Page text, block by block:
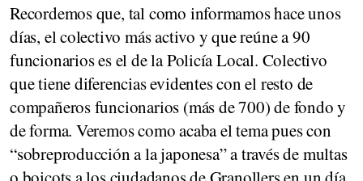
Recordemos que, tal como informamos hace unos
días, el colectivo más activo y que reúne a 90
funcionarios es el de la Policía Local. Colectivo
que tiene diferencias evidentes con el resto de
compañeros funcionarios (más de 700) de fondo y
de forma. Veremos como acaba el tema pues con
“sobreproducción a la japonesa” a través de multas